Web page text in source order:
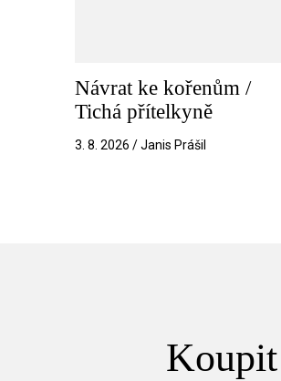
Návrat ke kořenům /
Tichá přítelkyně
3. 8. 2026 / Janis Prášil